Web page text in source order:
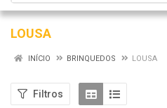
LOUSA
INÍCIO BRINQUEDOS LOUSA
Filtros